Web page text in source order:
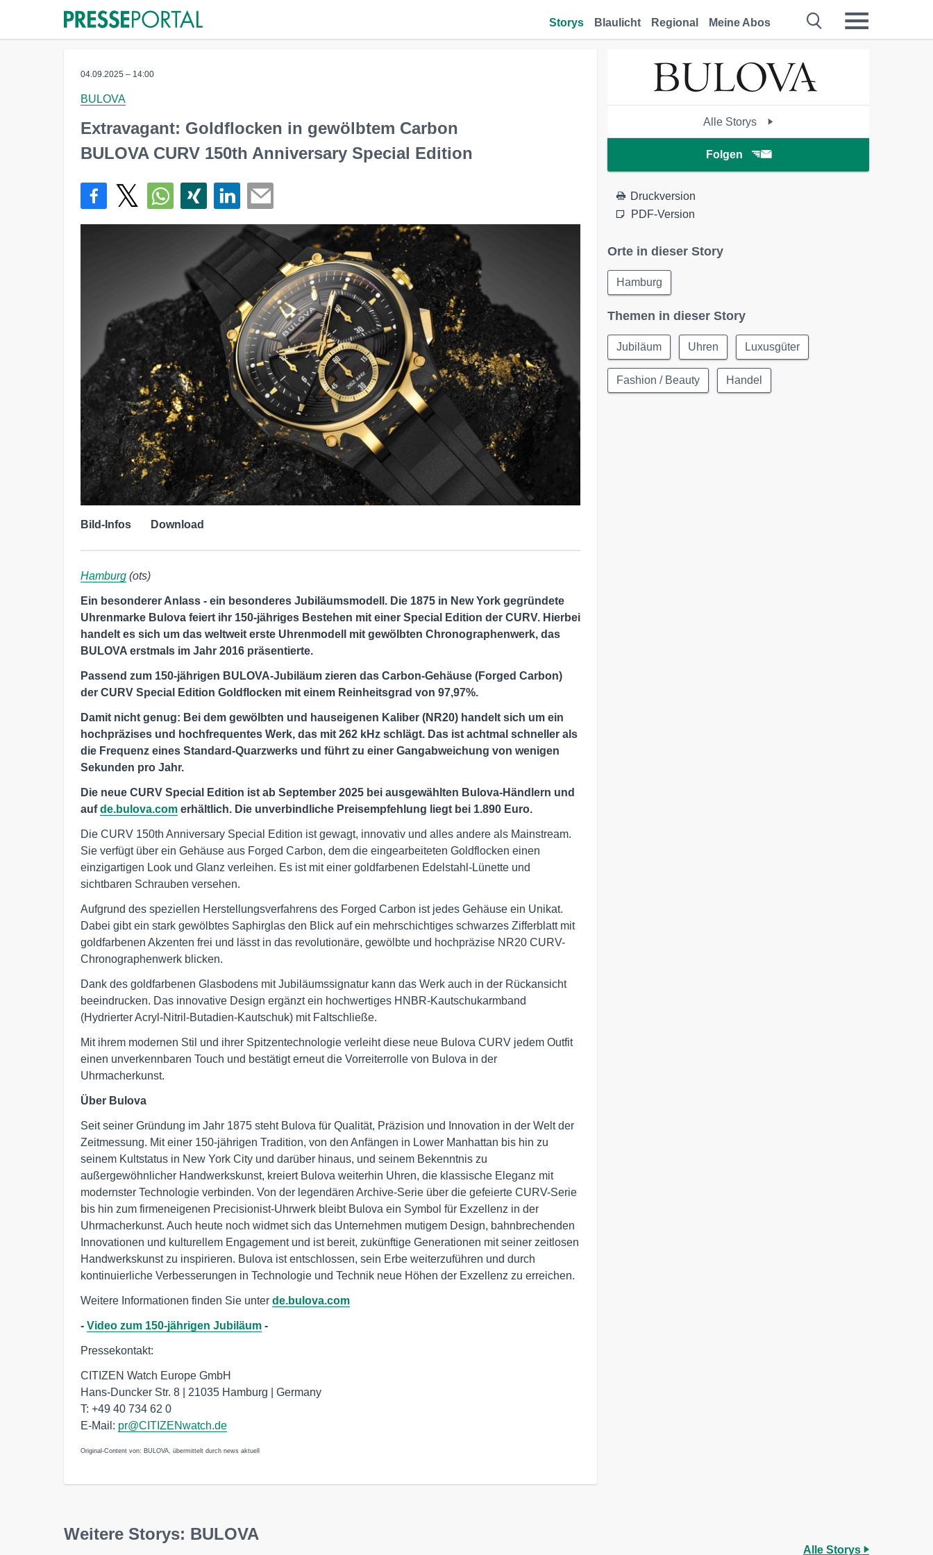
Storys Blaulicht Regional Meine Abos
04.09.2025 – 14:00
BULOVA
Extravagant: Goldflocken in gewölbtem Carbon
BULOVA CURV 150th Anniversary Special Edition
Bild-Infos Download
Hamburg (ots)
Ein besonderer Anlass - ein besonderes Jubiläumsmodell. Die 1875 in New York gegründete
Uhrenmarke Bulova feiert ihr 150-jähriges Bestehen mit einer Special Edition der CURV. Hierbei
handelt es sich um das weltweit erste Uhrenmodell mit gewölbten Chronographenwerk, das
BULOVA erstmals im Jahr 2016 präsentierte.
Passend zum 150-jährigen BULOVA-Jubiläum zieren das Carbon-Gehäuse (Forged Carbon)
der CURV Special Edition Goldflocken mit einem Reinheitsgrad von 97,97%.
Damit nicht genug: Bei dem gewölbten und hauseigenen Kaliber (NR20) handelt sich um ein
hochpräzises und hochfrequentes Werk, das mit 262 kHz schlägt. Das ist achtmal schneller als
die Frequenz eines Standard-Quarzwerks und führt zu einer Gangabweichung von wenigen
Sekunden pro Jahr.
Die neue CURV Special Edition ist ab September 2025 bei ausgewählten Bulova-Händlern und
aufde.bulova.com erhältlich. Die unverbindliche Preisempfehlung liegt bei 1.890 Euro.
Die CURV 150th Anniversary Special Edition ist gewagt, innovativ und alles andere als Mainstream.
Sie verfügt über ein Gehäuse aus Forged Carbon, dem die eingearbeiteten Goldflocken einen
einzigartigen Look und Glanz verleihen. Es ist mit einer goldfarbenen Edelstahl-Lünette und
sichtbaren Schrauben versehen.
Aufgrund des speziellen Herstellungsverfahrens des Forged Carbon ist jedes Gehäuse ein Unikat.
Dabei gibt ein stark gewölbtes Saphirglas den Blick auf ein mehrschichtiges schwarzes Zifferblatt mit
goldfarbenen Akzenten frei und lässt in das revolutionäre, gewölbte und hochpräzise NR20 CURV-
Chronographenwerk blicken.
Dank des goldfarbenen Glasbodens mit Jubiläumssignatur kann das Werk auch in der Rückansicht
beeindrucken. Das innovative Design ergänzt ein hochwertiges HNBR-Kautschukarmband
(Hydrierter Acryl-Nitril-Butadien-Kautschuk) mit Faltschließe.
Mit ihrem modernen Stil und ihrer Spitzentechnologie verleiht diese neue Bulova CURV jedem Outfit
einen unverkennbaren Touch und bestätigt erneut die Vorreiterrolle von Bulova in der
Uhrmacherkunst.
Über Bulova
Seit seiner Gründung im Jahr 1875 steht Bulova für Qualität, Präzision und Innovation in der Welt der
Zeitmessung. Mit einer 150-jährigen Tradition, von den Anfängen in Lower Manhattan bis hin zu
seinem Kultstatus in New York City und darüber hinaus, und seinem Bekenntnis zu
außergewöhnlicher Handwerkskunst, kreiert Bulova weiterhin Uhren, die klassische Eleganz mit
modernster Technologie verbinden. Von der legendären Archive-Serie über die gefeierte CURV-Serie
bis hin zum firmeneigenen Precisionist-Uhrwerk bleibt Bulova ein Symbol für Exzellenz in der
Uhrmacherkunst. Auch heute noch widmet sich das Unternehmen mutigem Design, bahnbrechenden
Innovationen und kulturellem Engagement und ist bereit, zukünftige Generationen mit seiner zeitlosen
Handwerkskunst zu inspirieren. Bulova ist entschlossen, sein Erbe weiterzuführen und durch
kontinuierliche Verbesserungen in Technologie und Technik neue Höhen der Exzellenz zu erreichen.
Weitere Informationen finden Sie unter de.bulova.com
- Video zum 150-jährigen Jubiläum -
Pressekontakt:
CITIZEN Watch Europe GmbH
Hans-Duncker Str. 8 | 21035 Hamburg | Germany
T: +49 40 734 62 0
E-Mail: pr@CITIZENwatch.de
Original-Content von: BULOVA, übermittelt durch news aktuell
Alle Storys
Folgen
Druckversion
PDF-Version
Orte in dieser Story
Hamburg
Themen in dieser Story
Jubiläum Uhren Luxusgüter
Fashion / Beauty Handel
Weitere Storys: BULOVA
Alle Storys